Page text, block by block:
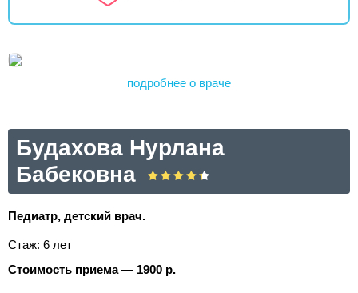
подробнее о враче
Будахова Нурлана
Бабековна
Педиатр, детский врач.
Стаж: 6 лет
Стоимость приема — 1900 р.